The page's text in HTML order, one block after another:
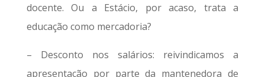
docente. Ou a Estácio, por acaso, trata a
educação como mercadoria?
– Desconto nos salários: reivindicamos a
apresentação por parte da mantenedora de